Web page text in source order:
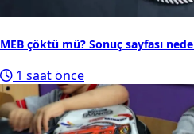
MEB çöktü mü? Sonuç sayfası
1 saat önce